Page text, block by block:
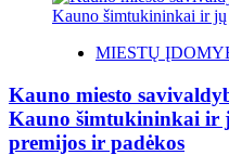
MIESTŲ
Kauno miesto
Kauno šimtukininkai ir
premijos ir padėkos